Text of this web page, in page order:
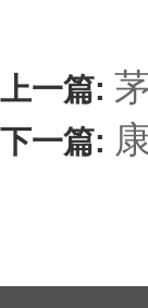
上一篇:
下一篇: